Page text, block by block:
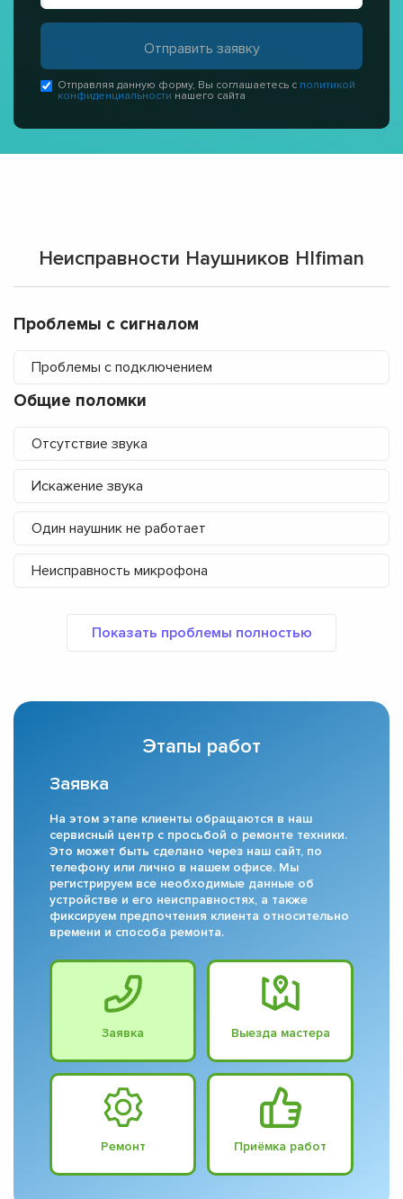
Отправляя данную форму, Вы соглашаетесь с политикой
конфиденциальности нашего сайта
Неисправности Наушников HIfiman
Проблемы с сигналом
Проблемы с подключением
Общие поломки
Отсутствие звука
Искажение звука
Один наушник не работает
Неисправность микрофона
Этапы работ
Заявка
На этом этапе клиенты обращаются в наш
сервисный центр с просьбой о ремонте техники.
Это может быть сделано через наш сайт, по
телефону или лично в нашем офисе. Мы
регистрируем все необходимые данные об
устройстве и его неисправностях, а также
фиксируем предпочтения клиента относительно
времени и способа ремонта.
Заявка Выезда мастера
Ремонт Приёмка работ